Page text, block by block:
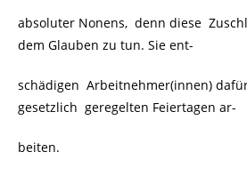
absoluter Nonens, denn diese
dem Glauben zu tun. Sie ent-
schädigen Arbeitnehmer(innen)
gesetzlich geregelten Feiertagen ar-
beiten.